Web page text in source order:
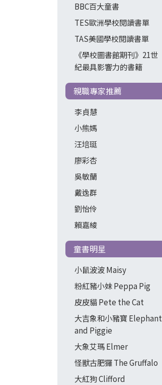
BBC百大童書
TES歐洲學校閱讀書單
TAS美國學校閱讀書單
《學校圖書館期刊》21世
紀最具影響力的書籍
親職專家推薦
李貞慧
小熊媽
汪培珽
廖彩杏
吳敏蘭
戴逸群
劉怡伶
賴嘉綾
童書明星
小鼠波波 Maisy
粉紅豬小妹 Peppa Pig
皮皮貓 Pete the Cat
大吉象和小豬寶 Elephant
and Piggie
大象艾瑪 Elmer
怪獸古肥玀 The Gruffalo
大紅狗 Clifford